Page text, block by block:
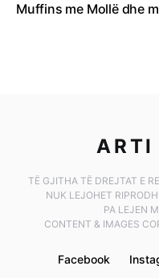
Muffins me Mollë dhe
ARTI
TË GJITHA TË DREJTAT E
NUK LEJOHET
PA LEJEN
CONTENT & IMAGES
Facebook